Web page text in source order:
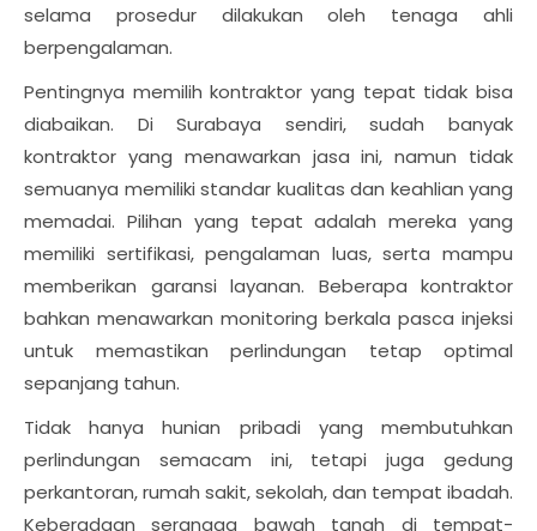
selama prosedur dilakukan oleh tenaga ahli
berpengalaman.
Pentingnya memilih kontraktor yang tepat tidak bisa
diabaikan. Di Surabaya sendiri, sudah banyak
kontraktor yang menawarkan jasa ini, namun tidak
semuanya memiliki standar kualitas dan keahlian yang
memadai. Pilihan yang tepat adalah mereka yang
memiliki sertifikasi, pengalaman luas, serta mampu
memberikan garansi layanan. Beberapa kontraktor
bahkan menawarkan monitoring berkala pasca injeksi
untuk memastikan perlindungan tetap optimal
sepanjang tahun.
Tidak hanya hunian pribadi yang membutuhkan
perlindungan semacam ini, tetapi juga gedung
perkantoran, rumah sakit, sekolah, dan tempat ibadah.
Keberadaan serangga bawah tanah di tempat-